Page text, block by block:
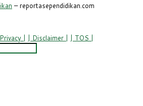
– reportasependidikan.com
| | Disclaimer | | TOS |